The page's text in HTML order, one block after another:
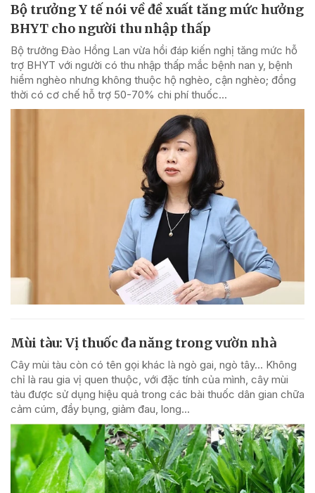
Bộ trưởng Y tế nói về đề xuất tăng mức hưởng
BHYT cho người thu nhập thấp
Bộ trưởng Đào Hồng Lan vừa hồi đáp kiến nghị tăng mức hỗ
trợ BHYT với người có thu nhập thấp mắc bệnh nan y, bệnh
hiểm nghèo nhưng không thuộc hộ nghèo, cận nghèo; đồng
thời có cơ chế hỗ trợ 50-70% chi phí thuốc...
Mùi tàu: Vị thuốc đa năng trong vườn nhà
Cây mùi tàu còn có tên gọi khác là ngò gai, ngò tây… Không
chỉ là rau gia vị quen thuộc, với đặc tính của mình, cây mùi
tàu được sử dụng hiệu quả trong các bài thuốc dân gian chữa
cảm cúm, đầy bụng, giảm đau, long...